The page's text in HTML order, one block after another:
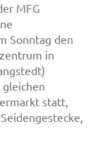
MFG
Sonntag den
in
statt,